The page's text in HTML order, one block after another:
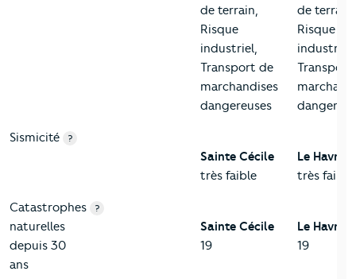
de terrain,
Risque
industriel,
Transport de
marchandises
dangereuses
de terrain,
Risque
industriel,
Transport
Sismicité ?
Sainte Cécile
très faible
Le Havre
très faible
Catastrophes
naturelles
depuis 30
ans
?
Sainte Cécile
19
Le Havre
19